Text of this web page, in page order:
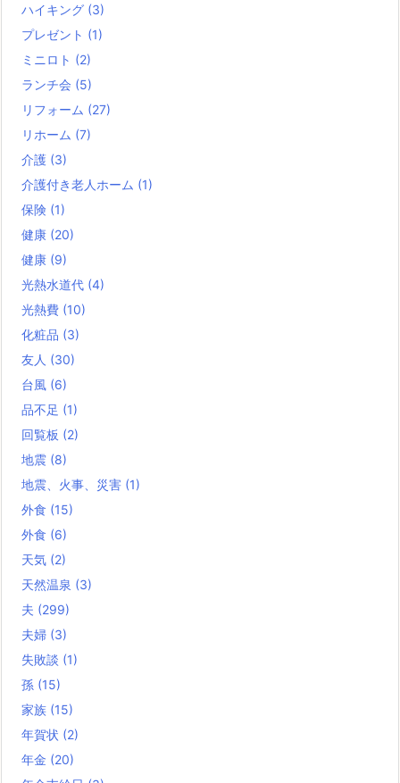
ハイキング (3)
プレゼント (1)
ミニロト (2)
ランチ会 (5)
リフォーム (27)
リホーム (7)
介護 (3)
介護付き老人ホーム (1)
保険 (1)
健康 (20)
健康 (9)
光熱水道代 (4)
光熱費 (10)
化粧品 (3)
友人 (30)
台風 (6)
品不足 (1)
回覧板 (2)
地震 (8)
地震、火事、災害 (1)
外食 (15)
外食 (6)
天気 (2)
天然温泉 (3)
夫 (299)
夫婦 (3)
失敗談 (1)
孫 (15)
家族 (15)
年賀状 (2)
年金 (20)